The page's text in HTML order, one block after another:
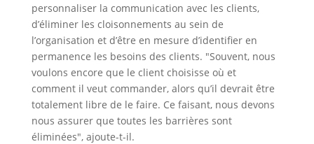
personnaliser la communication avec les clients,
d’éliminer les cloisonnements au sein de
l’organisation et d’être en mesure d’identifier en
permanence les besoins des clients. "Souvent, nous
voulons encore que le client choisisse où et
comment il veut commander, alors qu’il devrait être
totalement libre de le faire. Ce faisant, nous devons
nous assurer que toutes les barrières sont
éliminées", ajoute-t-il.